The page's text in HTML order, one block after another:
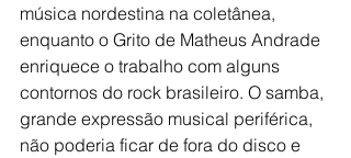
música nordestina na coletânea,
enquanto o Grito de Matheus Andrade
enriquece o trabalho com alguns
contornos do rock brasileiro. O samba,
grande expressão musical periférica,
não poderia ficar de fora do disco e